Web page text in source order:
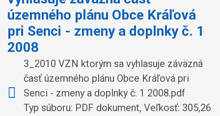
územného plánu Obce Kráľová
pri Senci - zmeny a doplnky č. 1
2008
3_2010 VZN ktorým sa vyhlasuje záväzná
časť územného plánu Obce Kráľová pri
Senci - zmeny a doplnky č. 1 2008.pdf
Typ súboru: PDF dokument, Veľkosť: 305,26